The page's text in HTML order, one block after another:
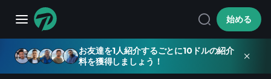
始める
お友達を1人紹介するごとに10ドルの紹介
料を獲得しましょう！